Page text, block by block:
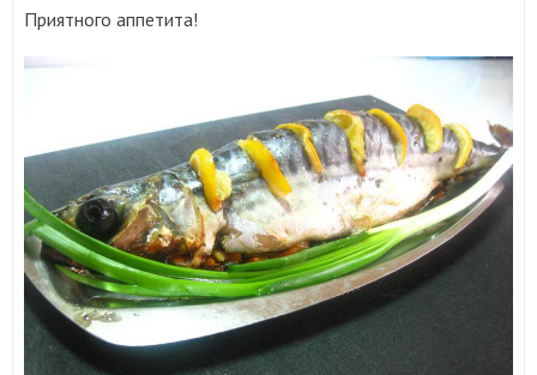
Приятного аппетита!